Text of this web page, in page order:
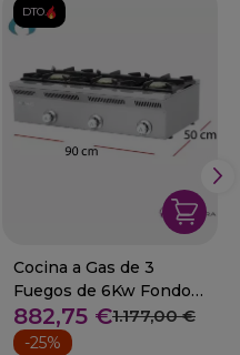
DTO.
Cocina a Gas de 3
Fuegos de 6Kw Fondo
50 cm. 28-ELE-93G
882,75 €1.177,00 €
-25%